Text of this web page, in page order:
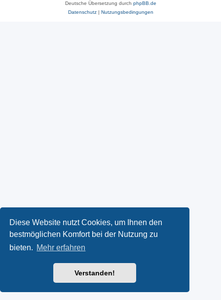
Diese Website nutzt Cookies, um Ihnen den
bestmöglichen Komfort bei der Nutzung zu
bieten. Mehr erfahren
Verstanden!
Deutsche Übersetzung durch phpBB.de
Datenschutz| Nutzungsbedingungen